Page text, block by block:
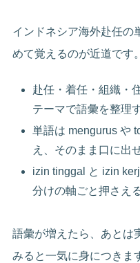
インドネシア海外赴任の
めて覚えるのが近道です。
赴任・着任・組織・
テーマで語彙を整理
単語は mengurus や
え、そのまま口に出
izin tinggal と izin
分けの軸ごと押さえる
語彙が増えたら、あとは
みると一気に身につきま